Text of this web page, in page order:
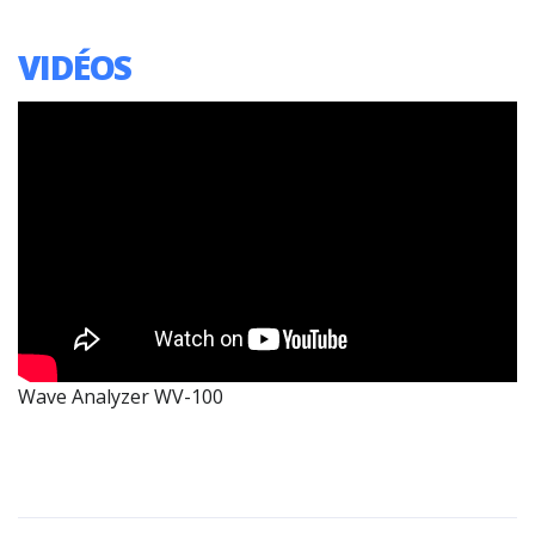
VIDÉOS
Wave Analyzer WV-100